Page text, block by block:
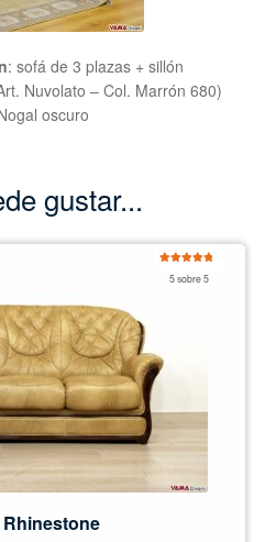
: sofá de 3 plazas + sillón
Nuvolato – Col. Marrón 680)
oscuro
gustar...
5 sobre 5